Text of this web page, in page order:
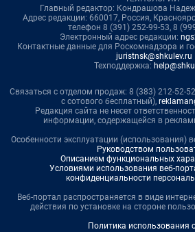
Главный редактор: Кондрашова
Адрес редакции: 660017, Россия,
телефон 8 (391) 252-99-53, 8
Электронный адрес редакции:
Контактные данные для Роскомнадзора и
juristnsk@shkulev.ru
Техподдержка:
Связаться с отделом продаж: 8 (383) 212-52-
с сотового бесплатный),
Редакция сайта не несет
информации, содержащейся в
Особенности эксплуатации (использования)
Руководством
Описанием функциональных
Условиями использования веб-
конфиденциальности
Веб-портал распространяется в виде
действия по установке на стороне
Политика использования